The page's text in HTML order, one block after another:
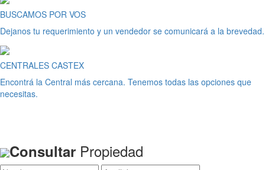
BUSCAMOS POR VOS
Dejanos tu requerimiento y un vendedor se comunicará a la brevedad.
CENTRALES CASTEX
Encontrá la Central más cercana. Tenemos todas las opciones que
necesitas.
Consultar Propiedad